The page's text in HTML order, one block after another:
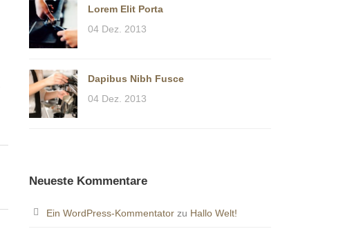
Lorem Elit Porta
04 Dez. 2013
Dapibus Nibh Fusce
04 Dez. 2013
Neueste Kommentare
Ein WordPress-Kommentator zu Hallo Welt!